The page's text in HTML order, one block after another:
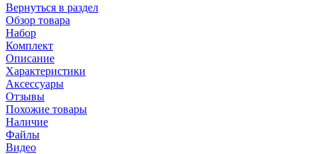
Вернуться в раздел
Обзор товара
Набор
Комплект
Описание
Характеристики
Аксессуары
Отзывы
Похожие товары
Наличие
Файлы
Видео